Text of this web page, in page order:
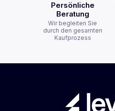
Persönliche
Beratung
Wir begleiten Sie
durch den gesamten
Kaufprozess